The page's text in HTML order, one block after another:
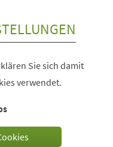
Sie sich damit
verwendet.